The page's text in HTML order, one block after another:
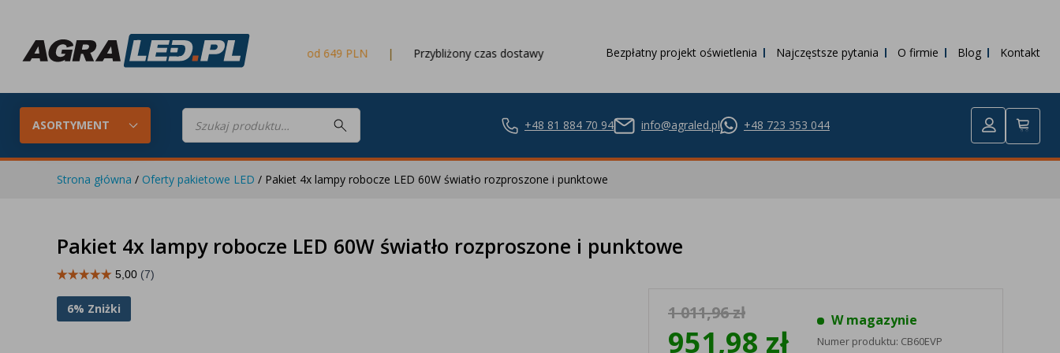
Darmowa dostawaod 649 PLN Przybliżony czas dostawy 3 dni robocze Bezpłatny projekt oświetlenia Najczęstsze pytania O firmie Blog Kontakt
ASORTYMENT
Wyszukiwarka
produktów +48 81 884 70 94 info@agraled.pl +48 723 353 044
Konfigurator LED
Skompletuj oświetlenie LED do
swojego ciągnika
Lampy robocze LED
Lampy tylne LED
Strona główna / Oferty pakietowe LED / Pakiet 4x lampy robocze LED 60W światło rozproszone i punktowe
Pakiet 4x lampy robocze LED 60W światło rozproszone i punktowe
6% Zniżki 1 011,96 zł
951,98 zł
W magazynie
Numer produktu: CB60EVP